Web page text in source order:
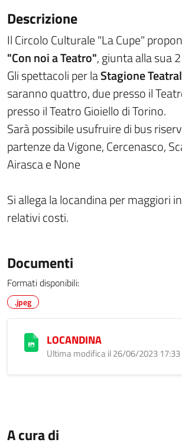
Descrizione
Il Circolo Culturale "La Cupe"
"Con noi a Teatro", giunta alla sua
Gli spettacoli per laStagione
saranno quattro, due presso il
presso il Teatro Gioiello di Torino.
Sarà possibile usufruire di bus
partenze da Vigone, Cercenasco,
Airasca e None
Si allega la locandina per maggiori
relativi costi.
Documenti
Formati disponibili:
.jpeg
LOCANDINA
Ultima modifica il 26/06/2023 17:33
A cura di